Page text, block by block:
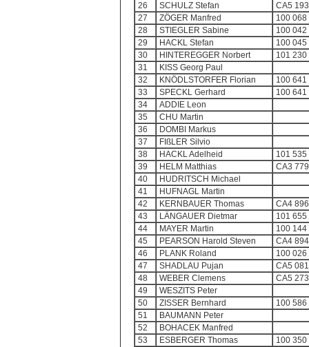
26
SCHULZ Stefan
CA5 193
27
ZÖGER Manfred
100
28
STIEGLER Sabine
100
29
HACKL Stefan
100
30
HINTEREGGER Norbert
101
31
KISS Georg Paul
32
KNÖDLSTORFER Florian
100
33
SPECKL Gerhard
100
34
ADDIE Leon
35
CHU Martin
36
DOMBI Markus
37
FIßLER Silvio
38
HACKL Adelheid
101
39
HELM Matthias
CA3 779
40
HUDRITSCH Michael
41
HUFNAGL Martin
42
KERNBAUER Thomas
CA4 896
43
LÄNGAUER Dietmar
101
44
MAYER Martin
100
45
PEARSON Harold Steven
CA4 894
46
PLANK Roland
100
47
SHADLAU Pujan
CA5 081
48
WEBER Clemens
CA5 273
49
WESZITS Peter
50
ZISSER Bernhard
100
51
BAUMANN Peter
52
BOHACEK Manfred
53
ESBERGER Thomas
100